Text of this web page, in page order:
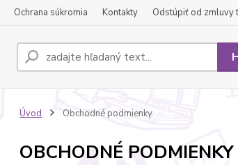
Ochrana súkromia Kontakty Odstúpiť od zmluvy
Úvod Obchodné podmienky
OBCHODNÉ PODMIENKY